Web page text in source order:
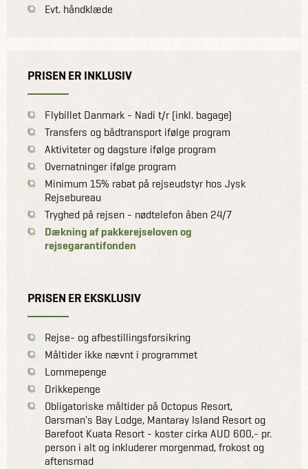
Evt. håndklæde
PRISEN ER INKLUSIV
Flybillet Danmark - Nadi t/r (inkl. bagage)
Transfers og bådtransport ifølge program
Aktiviteter og dagsture ifølge program
Overnatninger ifølge program
Minimum 15% rabat på rejseudstyr hos Jysk
Rejsebureau
Tryghed på rejsen - nødtelefon åben 24/7
Dækning af pakkerejseloven og
rejsegarantifonden
PRISEN ER EKSKLUSIV
Rejse- og afbestillingsforsikring
Måltider ikke nævnt i programmet
Lommepenge
Drikkepenge
Obligatoriske måltider på Octopus Resort,
Oarsman's Bay Lodge, Mantaray Island Resort og
Barefoot Kuata Resort - koster cirka AUD 600,- pr.
person i alt og inkluderer morgenmad, frokost og
aftensmad